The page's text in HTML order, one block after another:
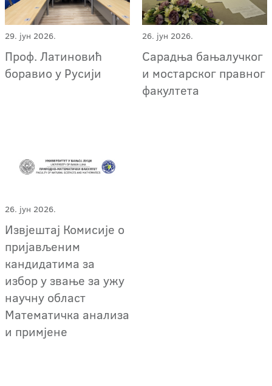
29. јун 2026.
Проф. Латиновић
боравио у Русији
26. јун 2026.
Сарадња бањалучког
и мостарског правног
факултета
26. јун 2026.
Извјештај Комисије о
пријављеним
кандидатима за
избор у звање за ужу
научну област
Математичка анализа
и примјене